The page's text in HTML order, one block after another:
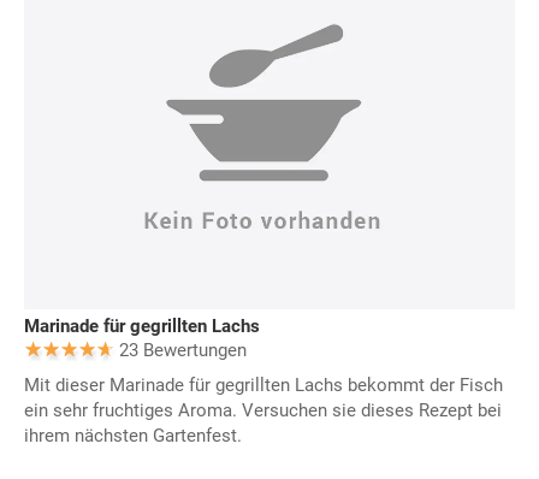
Marinade für gegrillten Lachs
23 Bewertungen
Mit dieser Marinade für gegrillten Lachs bekommt der Fisch
ein sehr fruchtiges Aroma. Versuchen sie dieses Rezept bei
ihrem nächsten Gartenfest.